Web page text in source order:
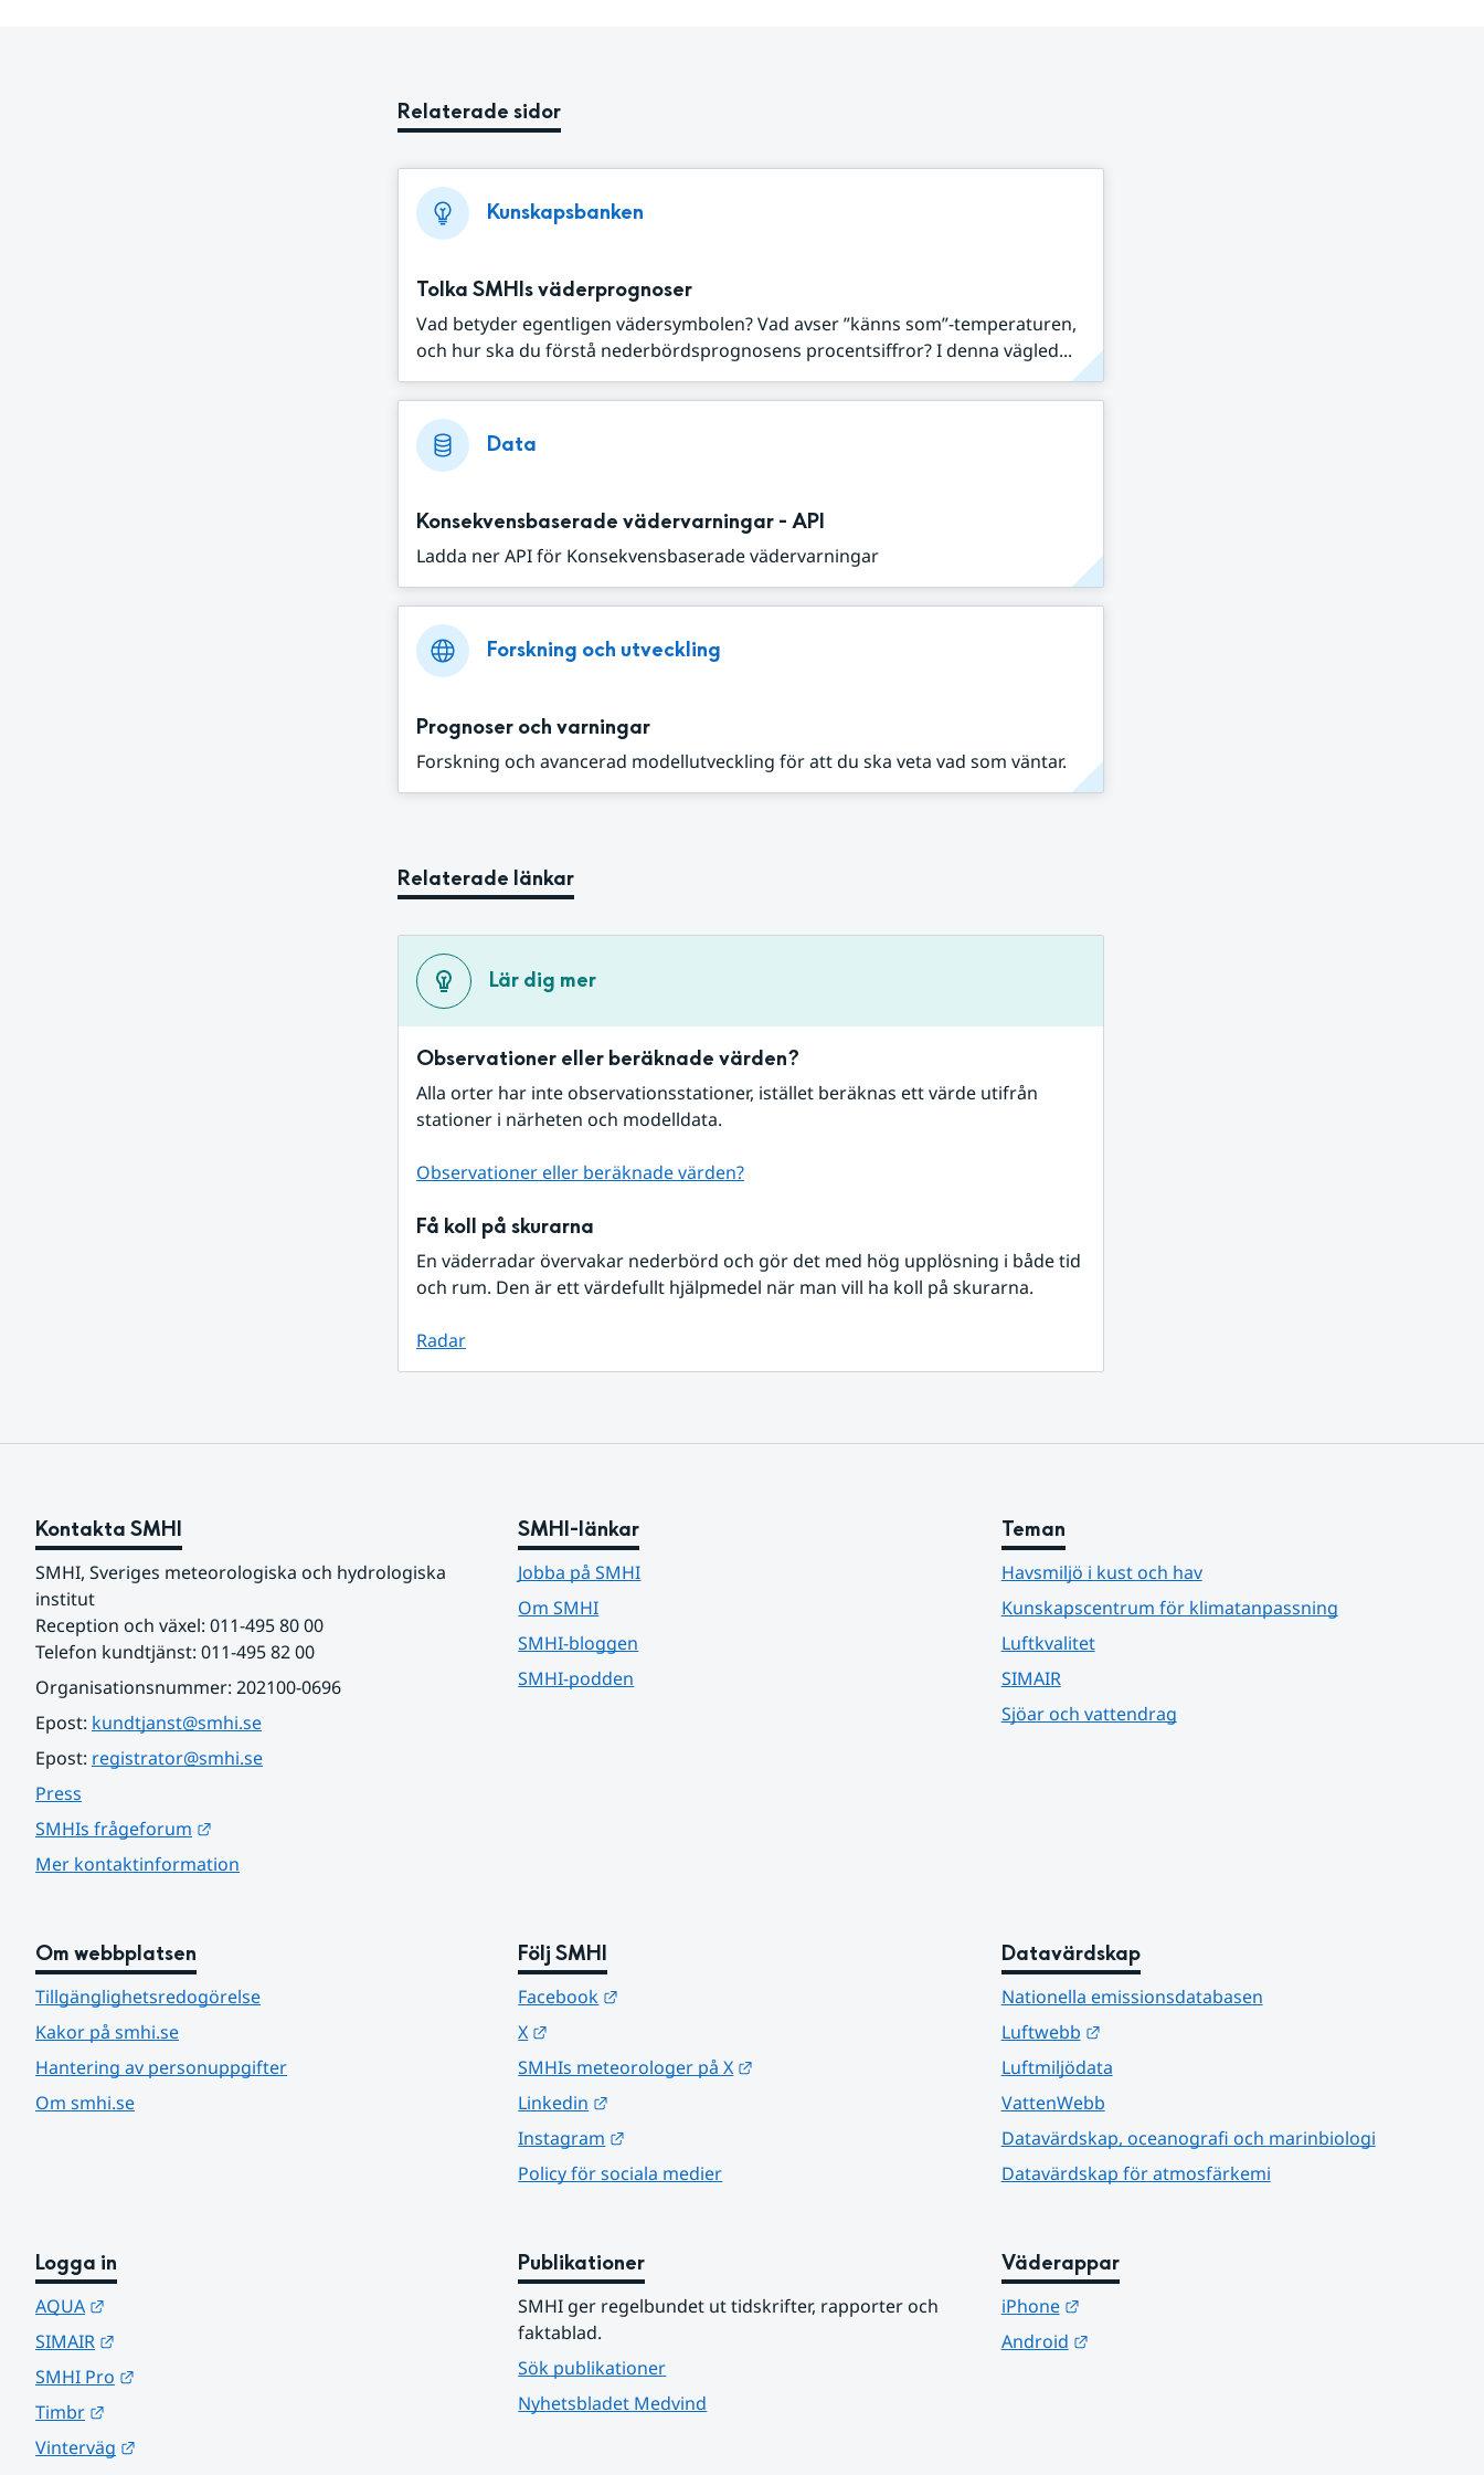
Relaterade sidor
Kunskapsbanken
Tolka SMHIs väderprognoser
Vad betyder egentligen vädersymbolen? Vad avser ”känns som”-temperaturen,
och hur ska du förstå nederbördsprognosens procentsiffror? I denna vägled...
Data
Konsekvensbaserade vädervarningar - API
Ladda ner API för Konsekvensbaserade vädervarningar
Forskning och utveckling
Prognoser och varningar
Forskning och avancerad modellutveckling för att du ska veta vad som väntar.
Relaterade länkar
Lär dig mer
Observationer eller beräknade värden?
Alla orter har inte observationsstationer, istället beräknas ett värde utifrån
stationer i närheten och modelldata.
Observationer eller beräknade värden?
Få koll på skurarna
En väderradar övervakar nederbörd och gör det med hög upplösning i både tid
och rum. Den är ett värdefullt hjälpmedel när man vill ha koll på skurarna.
Radar
Kontakta SMHI
SMHI, Sveriges meteorologiska och hydrologiska
institut
Reception och växel: 011-495 80 00
Telefon kundtjänst: 011-495 82 00
Organisationsnummer: 202100-0696
Epost: kundtjanst@smhi.se
Epost: registrator@smhi.se
Press
SMHIs frågeforum
Mer kontaktinformation
SMHI-länkar
Jobba på SMHI
Om SMHI
SMHI-bloggen
SMHI-podden
Teman
Havsmiljö i kust och hav
Kunskapscentrum för klimatanpassning
Luftkvalitet
SIMAIR
Sjöar och vattendrag
Om webbplatsen
Tillgänglighetsredogörelse
Kakor på smhi.se
Hantering av personuppgifter
Om smhi.se
Följ SMHI
Facebook
X
SMHIs meteorologer på X
Linkedin
Instagram
Policy för sociala medier
Datavärdskap
Nationella emissionsdatabasen
Luftwebb
Länk till annan webbplats.
Luftmiljödata
VattenWebb
Datavärdskap, oceanografi och marinbiologi
Datavärdskap för atmosfärkemi
Logga in
AQUA
SIMAIR
SMHI Pro
Timbr
Vinterväg
Publikationer
SMHI ger regelbundet ut tidskrifter, rapporter och
faktablad.
Sök publikationer
Nyhetsbladet Medvind
Väderappar
iPhone
Länk till annan webbplats.
Android
Länk till annan webbplats.